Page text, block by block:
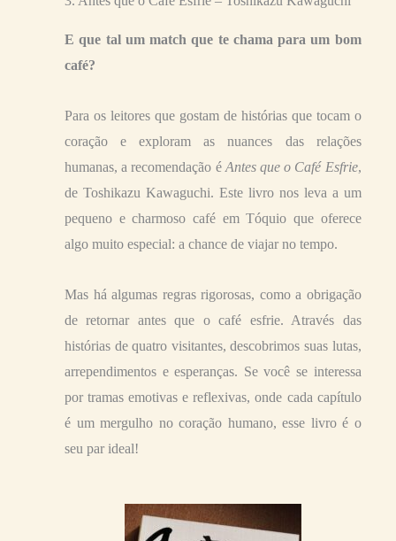
E que tal um match que te chama para um bom
café?
Para os leitores que gostam de histórias que tocam o
coração e exploram as nuances das relações
humanas, a recomendação é Antes que o Café Esfrie,
de Toshikazu Kawaguchi. Este livro nos leva a um
pequeno e charmoso café em Tóquio que oferece
algo muito especial: a chance de viajar no tempo.
Mas há algumas regras rigorosas, como a obrigação
de retornar antes que o café esfrie. Através das
histórias de quatro visitantes, descobrimos suas lutas,
arrependimentos e esperanças. Se você se interessa
por tramas emotivas e reflexivas, onde cada capítulo
é um mergulho no coração humano, esse livro é o
seu par ideal!